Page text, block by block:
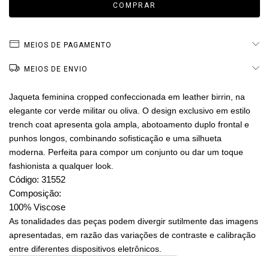
MEIOS DE PAGAMENTO
MEIOS DE ENVIO
Jaqueta feminina cropped confeccionada em leather birrin, na
elegante cor verde militar ou oliva. O design exclusivo em estilo
trench coat apresenta gola ampla, abotoamento duplo frontal e
punhos longos, combinando sofisticação e uma silhueta
moderna. Perfeita para compor um conjunto ou dar um toque
fashionista a qualquer look.
Código: 31552
Composição:
100% Viscose
As tonalidades das peças podem divergir sutilmente das imagens
apresentadas, em razão das variações de contraste e calibração
entre diferentes dispositivos eletrônicos.